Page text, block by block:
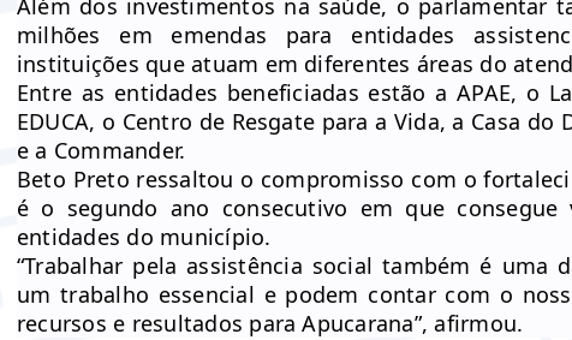
Além dos investimentos na saúde, o parlamentar
milhões em emendas para entidades
instituições que atuam em diferentes áreas do
Entre as entidades beneficiadas estão a APAE, o
EDUCA, o Centro de Resgate para a Vida, a Casa
e a Commander.
Beto Preto ressaltou o compromisso com o
é o segundo ano consecutivo em que
entidades do município.
“Trabalhar pela assistência social também é uma
um trabalho essencial e podem contar com o
recursos e resultados para Apucarana”, afirmou.